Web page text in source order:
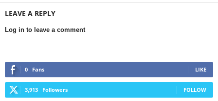
LEAVE A REPLY
Log in to leave a comment
0 Fans LIKE
3,913 Followers FOLLOW